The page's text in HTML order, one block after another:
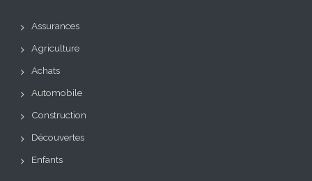
Assurances
Agriculture
Achats
Automobile
Construction
Découvertes
Enfants